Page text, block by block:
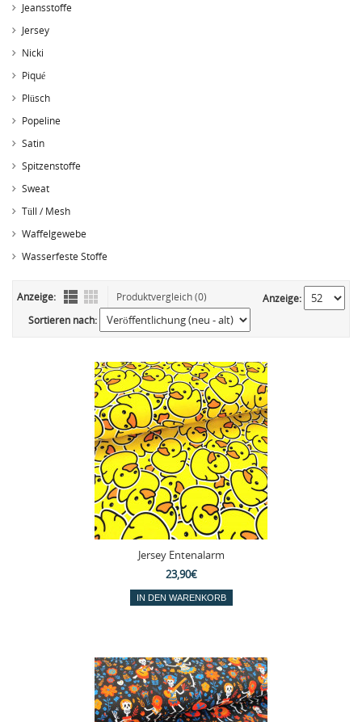
Jeansstoffe
Jersey
Nicki
Piqué
Plüsch
Popeline
Satin
Spitzenstoffe
Sweat
Tüll / Mesh
Waffelgewebe
Wasserfeste Stoffe
Anzeige: Produktvergleich (0)
Anzeige:
Sortieren nach:
Jersey Entenalarm
23,90€